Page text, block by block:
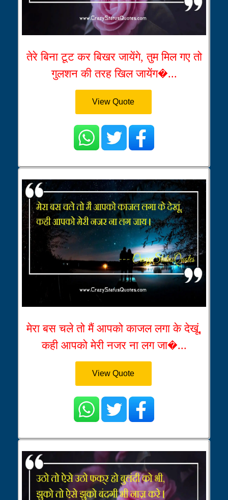
तेरे बिना टूट कर बिखर जायेंगे, तुम मिल गए तो
गुलशन की तरह खिल जायेंग�...
View Quote
मेरा बस चले तो मैं आपको काजल लगा के देखूं,
कही आपको मेरी नजर ना लग जा�...
View Quote